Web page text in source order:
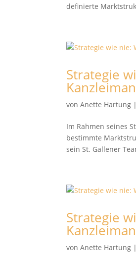
definierte
Strategie
vonAnette Hartung |
Im Rahmen seines
bestimmte
sein St. Gallener
Strategie
vonAnette Hartung |